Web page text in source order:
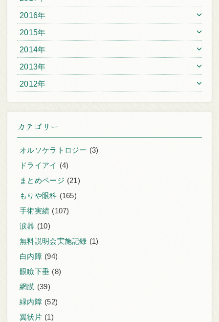
2016年
2015年
2014年
2013年
2012年
カテゴリー
オルソケラトロジー (3)
ドライアイ (4)
まとめページ (21)
もりや眼科 (165)
手術実績 (107)
涙器 (10)
無料説明会実施記録 (1)
白内障 (94)
眼瞼下垂 (8)
網膜 (39)
緑内障 (52)
翼状片 (1)